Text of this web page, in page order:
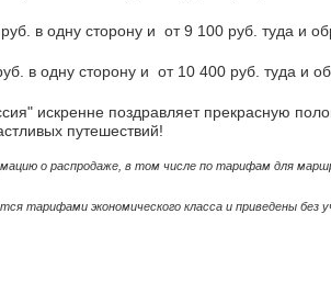
в одну сторону и от 9 100 руб. туда и
в одну сторону и от 10 400 руб. туда и
искренне поздравляет прекрасную
путешествий!
о распродаже, в том числе по тарифам для
тарифами экономического класса и приведены без